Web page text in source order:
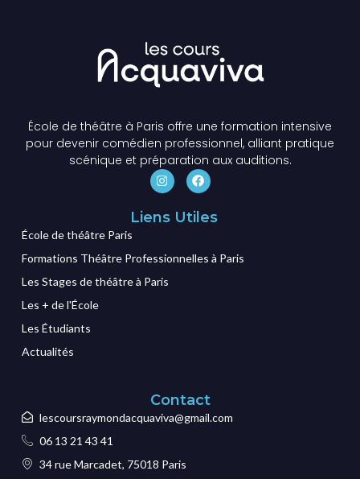
École de théâtre à Paris offre une formation intensive
pour devenir comédien professionnel, alliant pratique
scénique et préparation aux auditions.
Liens Utiles
École de théâtre Paris
Formations Théâtre Professionnelles à Paris
Les Stages de théâtre à Paris
Les + de l'École
Les Étudiants
Actualités
Contact
lescoursraymondacquaviva@gmail.com
06 13 21 43 41
34 rue Marcadet, 75018 Paris